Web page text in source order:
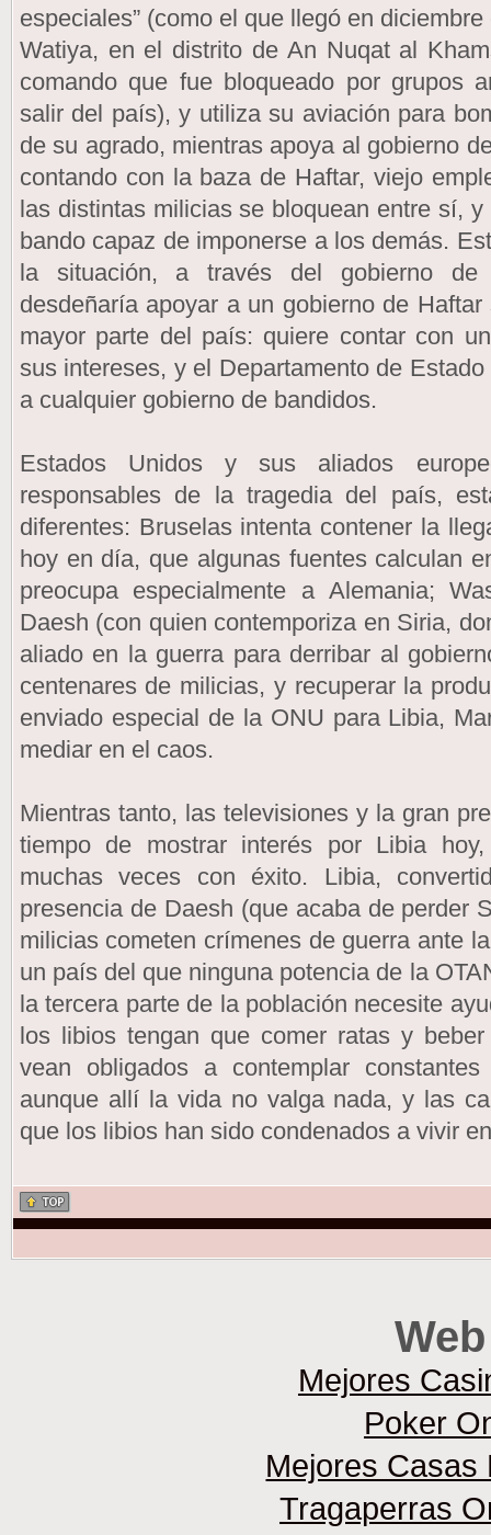
especiales” (como el que llegó en
Watiya, en el distrito de An Nuqat al
comando que fue bloqueado por grupos
salir del país), y utiliza su aviación para
de su agrado, mientras apoya al gobierno
contando con la baza de Haftar, viejo
las distintas milicias se bloquean entre sí,
bando capaz de imponerse a los demás.
la situación, a través del gobierno de
desdeñaría apoyar a un gobierno de
mayor parte del país: quiere contar con
sus intereses, y el Departamento de
a cualquier gobierno de bandidos.
Estados Unidos y sus aliados
responsables de la tragedia del país,
diferentes: Bruselas intenta contener la
hoy en día, que algunas fuentes calculan
preocupa especialmente a Alemania;
Daesh (con quien contemporiza en Siria,
aliado en la guerra para derribar al
centenares de milicias, y recuperar la
enviado especial de la ONU para Libia,
mediar en el caos.
Mientras tanto, las televisiones y la gran
tiempo de mostrar interés por Libia
muchas veces con éxito. Libia,
presencia de Daesh (que acaba de perder
milicias cometen crímenes de guerra ante
un país del que ninguna potencia de la
la tercera parte de la población necesite
los libios tengan que comer ratas y
vean obligados a contemplar
aunque allí la vida no valga nada, y las
que los libios han sido condenados a vivir
Mejores
Poker
Mejores Casas
Tragaperras